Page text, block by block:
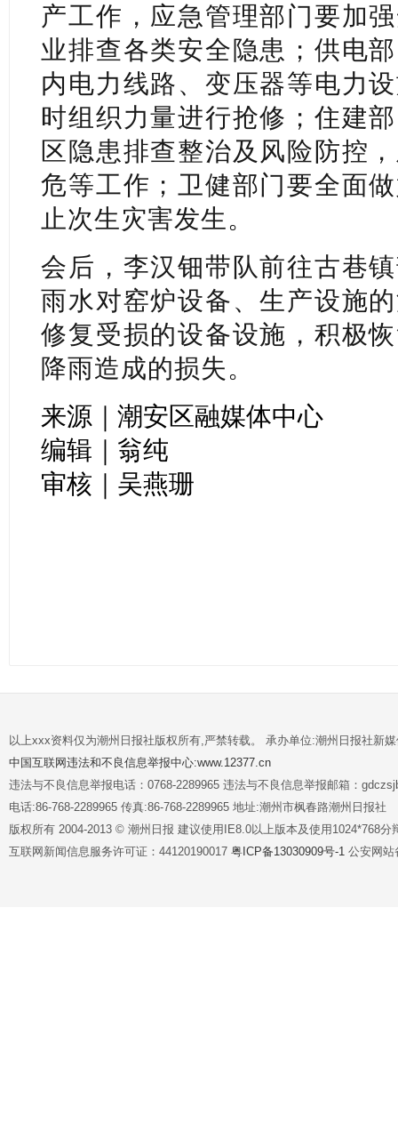
产工作，应急管理部门要加
业排查各类安全隐患；供电
内电力线路、变压器等电力
时组织力量进行抢修；住建
区隐患排查整治及风险防控
危等工作；卫健部门要全面
止次生灾害发生。
会后，李汉钿带队前往古巷
雨水对窑炉设备、生产设施
修复受损的设备设施，积极
降雨造成的损失。
来源｜潮安区融媒体中心
编辑｜翁纯
审核｜吴燕珊
以上xxx资料仅为潮州日报社版权所有,严禁转载。 承办单位:潮州日报社新
中国互联网违法和不良信息举报中心:www.12377.cn
违法与不良信息举报电话：0768-2289965 违法与不良信息举报邮箱：
电话:86-768-2289965 传真:86-768-2289965 地址:潮州市枫春路潮州日报社
版权所有 2004-2013 © 潮州日报 建议使用IE8.0以上版本及使用1024*768分
互联网新闻信息服务许可证：44120190017 粤ICP备13030909号-1 公安网站